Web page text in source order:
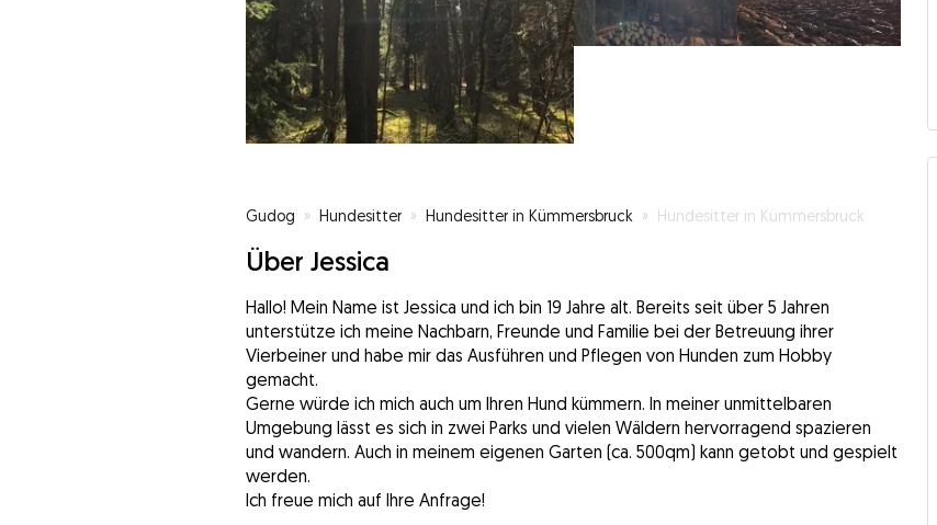
Gudog » Hundesitter » Hundesitter in Kümmersbruck » Hundesitter in Kümmersbruck
Über Jessica
Hallo! Mein Name ist Jessica und ich bin 19 Jahre alt. Bereits seit über 5 Jahren
unterstütze ich meine Nachbarn, Freunde und Familie bei der Betreuung ihrer
Vierbeiner und habe mir das Ausführen und Pflegen von Hunden zum Hobby
gemacht.
Gerne würde ich mich auch um Ihren Hund kümmern. In meiner unmittelbaren
Umgebung lässt es sich in zwei Parks und vielen Wäldern hervorragend spazieren
und wandern. Auch in meinem eigenen Garten (ca. 500qm) kann getobt und gespielt
werden.
Ich freue mich auf Ihre Anfrage!